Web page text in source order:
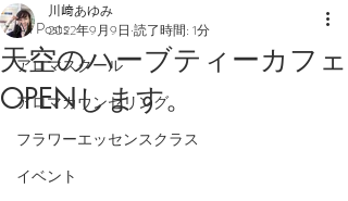
All Posts
アロマスクール
アロマカウンセリング
フラワーエッセンスクラス
イベント
天空のハーブティーカフェ
OPENします。
川﨑あゆみ
2022年9月9日 読了時間: 1分